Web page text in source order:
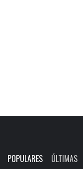
POPULARES ÚLTIMAS